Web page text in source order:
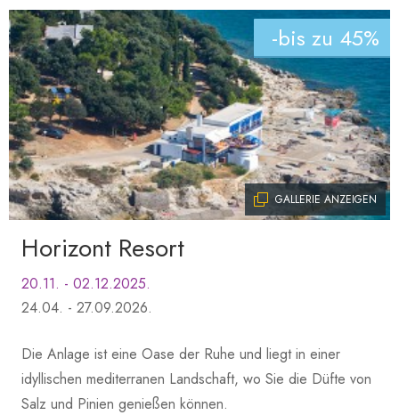
-bis zu 45%
GALLERIE ANZEIGEN
Horizont Resort
20.11. - 02.12.2025.
24.04. - 27.09.2026.
Die Anlage ist eine Oase der Ruhe und liegt in einer
idyllischen mediterranen Landschaft, wo Sie die Düfte von
Salz und Pinien genießen können.